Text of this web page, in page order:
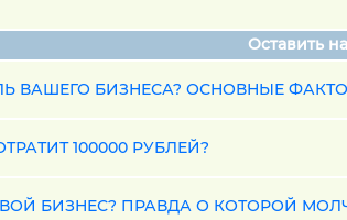
Оставить
ВАШЕГО БИЗНЕСА? ОСНОВНЫЕ
100000 РУБЛЕЙ?
БИЗНЕС? ПРАВДА О КОТОРОЙ